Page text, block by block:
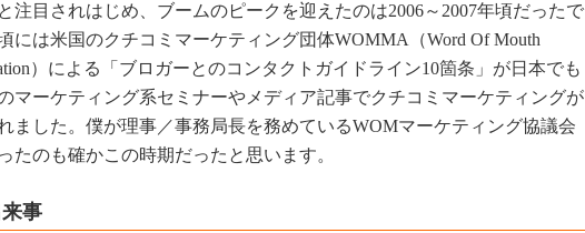
注目されはじめ、ブームのピークを迎えたのは2006～2007年頃だったで
には米国のクチコミマーケティング団体WOMMA（Word Of Mouth
）による「ブロガーとのコンタクトガイドライン10箇条」が日本でも
マーケティング系セミナーやメディア記事でクチコミマーケティングが
ました。僕が理事／事務局長を務めているWOMマーケティング協議会
たのも確かこの時期だったと思います。
事